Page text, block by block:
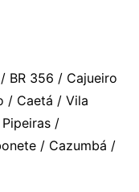
BR 356 / Cajueiro
/ Caetá / Vila
/
/ Cazumbá /